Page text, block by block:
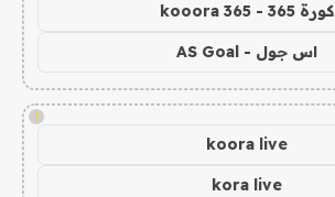
كورة 365 - kooora 365
اس جول - AS Goal
!
koora live
kora live